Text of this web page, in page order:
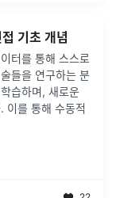
기초 개념
터를 통해 스스로
들을 연구하는 분
습하며, 새로운
이를 통해 수동적